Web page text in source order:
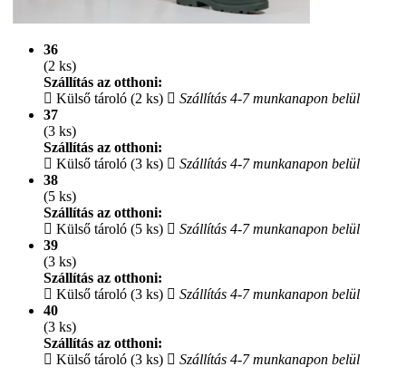
36
(2 ks)
Szállítás az otthoni:
Külső tároló (2 ks)
Szállítás 4-7 munkanapon belül
37
(3 ks)
Szállítás az otthoni:
Külső tároló (3 ks)
Szállítás 4-7 munkanapon belül
38
(5 ks)
Szállítás az otthoni:
Külső tároló (5 ks)
Szállítás 4-7 munkanapon belül
39
(3 ks)
Szállítás az otthoni:
Külső tároló (3 ks)
Szállítás 4-7 munkanapon belül
40
(3 ks)
Szállítás az otthoni:
Külső tároló (3 ks)
Szállítás 4-7 munkanapon belül